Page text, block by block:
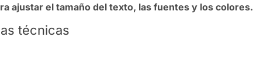
ajustar el tamaño del texto, las fuentes y los colores.
técnicas